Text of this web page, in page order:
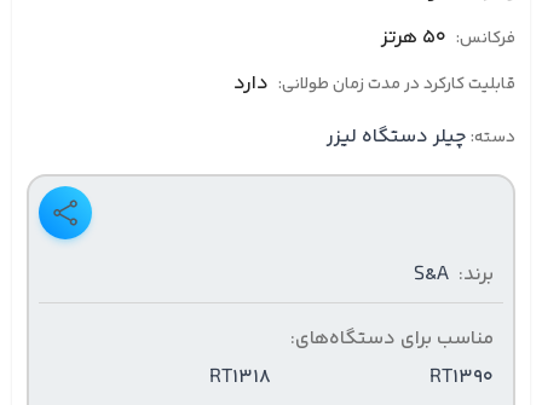
فرکانس: 50 هرتز
قابلیت کارکرد در مدت زمان طولانی: دارد
دسته:چیلر دستگاه لیزر
برند: S&A
مناسب برای دستگاه‌های:
RT1390
RT1318